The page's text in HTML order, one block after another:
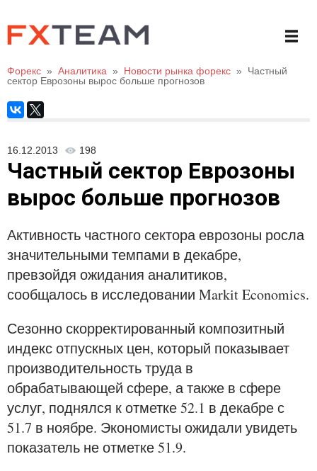
Форекс » Аналитика » Новости рынка форекс »
Частный
сектор Еврозоны вырос больше прогнозов
16.12.2013 198
Частный сектор Еврозоны
вырос больше прогнозов
Активность частного сектора еврозоны росла
значительными темпами в декабре,
превзойдя ожидания аналитиков,
сообщалось в исследовании Markit Economics.
Сезонно скорректированный композитный
индекс отпускных цен, который показывает
производительность труда в
обрабатывающей сфере, а также в сфере
услуг, поднялся к отметке 52.1 в декабре с
51.7 в ноябре. Экономисты ожидали увидеть
показатель не отметке 51.9.